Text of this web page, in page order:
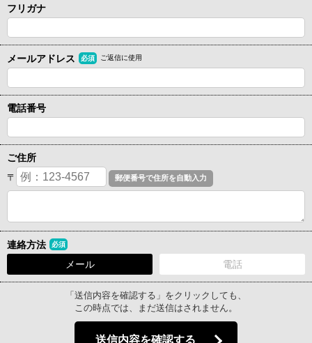
フリガナ
メールアドレス 必須 ご返信に使用
電話番号
ご住所
〒
連絡方法 必須
メール 電話
「送信内容を確認する」をクリックしても、
この時点では、まだ送信はされません。
送信内容を確認する